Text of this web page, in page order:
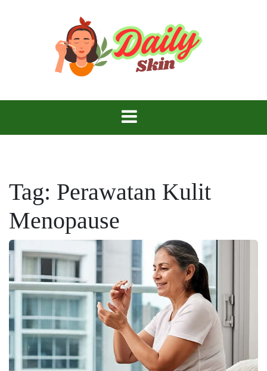
Daily Skin
Tag: Perawatan Kulit
Menopause